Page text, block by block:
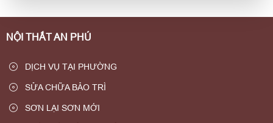
NỘI THẤT AN PHÚ
DỊCH VỤ TẠI PHƯỜNG
SỬA CHỮA BẢO TRÌ
SƠN LẠI SƠN MỚI